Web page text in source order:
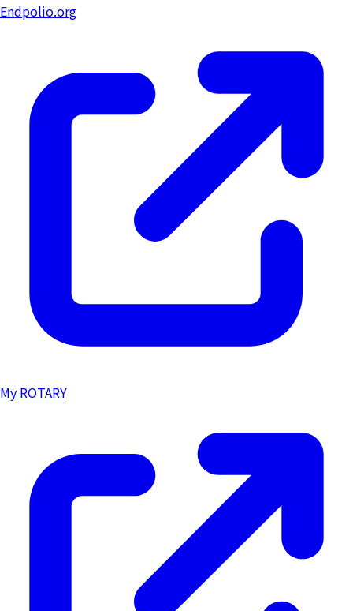
Endpolio.org
My ROTARY